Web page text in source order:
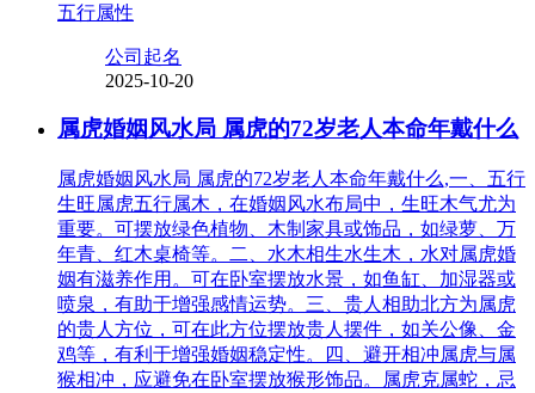
五行属性
公司起名
2025-10-20
属虎婚姻风水局 属虎的72岁老人本命年戴什么
属虎婚姻风水局 属虎的72岁老人本命年戴什么,一、五行
生旺属虎五行属木，在婚姻风水布局中，生旺木气尤为
重要。可摆放绿色植物、木制家具或饰品，如绿萝、万
年青、红木桌椅等。二、水木相生水生木，水对属虎婚
姻有滋养作用。可在卧室摆放水景，如鱼缸、加湿器或
喷泉，有助于增强感情运势。三、贵人相助北方为属虎
的贵人方位，可在此方位摆放贵人摆件，如关公像、金
鸡等，有利于增强婚姻稳定性。四、避开相冲属虎与属
猴相冲，应避免在卧室摆放猴形饰品。属虎克属蛇，忌